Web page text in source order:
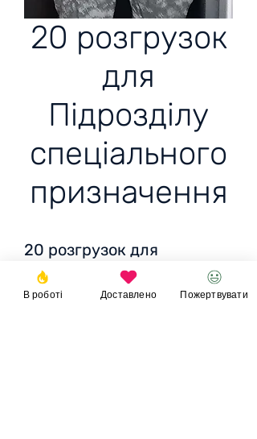
20 розгрузок
для
Підрозділу
спеціального
призначення
20 розгрузок для
Підрозділу спеціального
призначення
В роботі Доставлено Пожертвувати